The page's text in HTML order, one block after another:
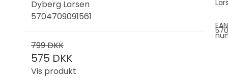
Dyberg Larsen
5704709091561
799 DKK
575 DKK
Vis produkt